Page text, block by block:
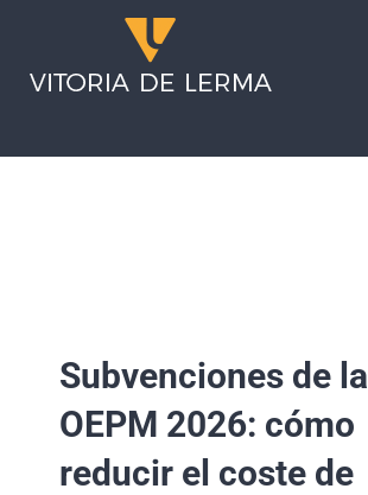
contenido
NOTICIAS
CONTACTO
Subvenciones de la
OEPM 2026: cómo
reducir el coste de